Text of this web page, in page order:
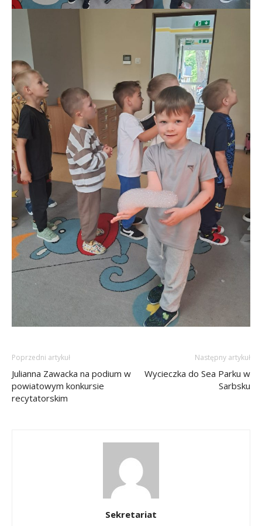
Poprzedni artykuł
Julianna Zawacka na podium w
powiatowym konkursie
recytatorskim
Następny artykuł
Wycieczka do Sea Parku w
Sarbsku
Sekretariat